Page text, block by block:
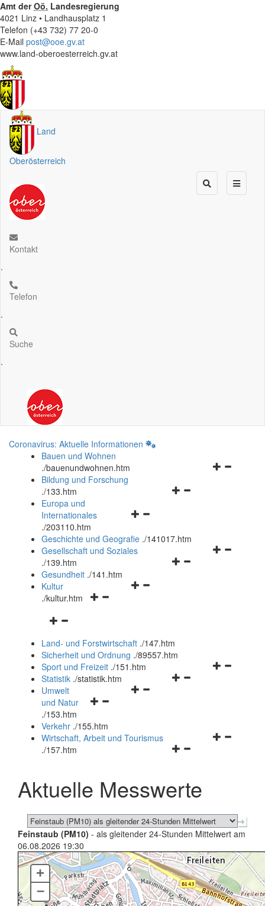
Amt derOö. Landesregierung
4021 Linz • Landhausplatz 1
Telefon (+43 732) 77 20-0
E-Mail post@ooe.gv.at
www.land-oberoesterreich.gv.at
Land
Oberösterreich
Kontakt
.
Telefon
.
Suche
.
Coronavirus: Aktuelle Informationen
Bauen und Wohnen
./bauenundwohnen.htm
Navigationsmenü
Bildung und Forschung
./133.htm
Navigationsmenü
und
schließen
Europa und
Internationales
./203110.htm
Geschichte und Geografie ./141017.htm
Navigationsmenü
Gesellschaft und Soziales
./139.htm
Navigationsmenü
Gesundheit ./141.htm
Navigationsmenü
Kultur
./kultur.htm
Navigationsmenü
und
schließen
Land- und Forstwirtschaft ./147.htm
Sicherheit und Ordnung ./89557.htm
Navigationsmenü
Sport und Freizeit ./151.htm
Navigationsmenü
Statistik ./statistik.htm
Navigationsmenü
und
schließen
Umwelt
und Natur
./153.htm
Verkehr ./155.htm
Navigationsmenü
schließen
Wirtschaft, Arbeit und Tourismus
./157.htm
Aktuelle Messwerte
Feinstaub (PM10) - als gleitender 24-Stunden Mittelwert am
06.08.2026 19:30
+
–